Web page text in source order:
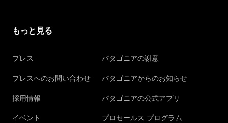
もっと見る
プレス
プレスへのお問い合わせ
採用情報
イベント
パタゴニアの謝意
パタゴニアからのお知らせ
パタゴニアの公式アプリ
プロセールス プログラム